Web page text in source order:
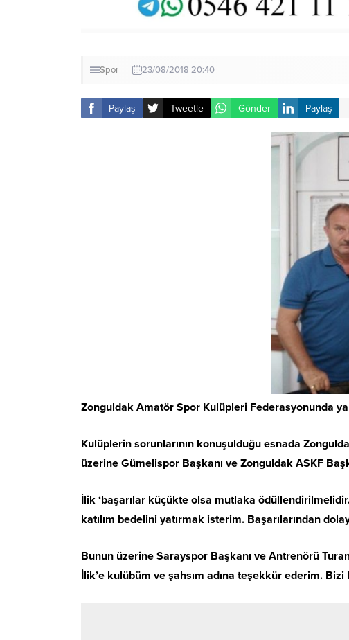
Spor 23/08/2018 20:40
Paylaş Tweetle Gönder Paylaş
Zonguldak Amatör Spor Kulüpleri Federasyonunda
Kulüplerin sorunlarının konuşulduğu esnada
üzerine Gümelispor Başkanı ve Zonguldak ASKF
İlik ‘başarılar küçükte olsa mutlaka
katılım bedelini yatırmak isterim. Başarılarından
Bunun üzerine Sarayspor Başkanı ve Antrenörü
İlik’e kulübüm ve şahsım adına teşekkür ederim.